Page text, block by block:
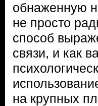
обнаженную
не просто
способ
связи, и как
на крупных